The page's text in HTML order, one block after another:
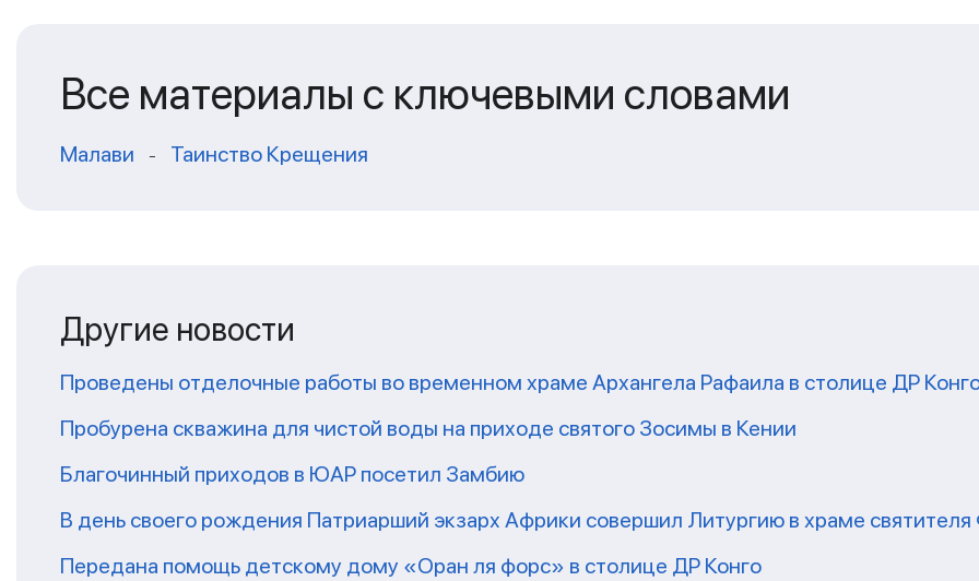
Все материалы с ключевыми словами
Малави - Таинство Крещения
Другие новости
Проведены отделочные работы во временном храме Архангела Рафаила в столице ДР
Пробурена скважина для чистой воды на приходе святого Зосимы в Кении
Благочинный приходов в ЮАР посетил Замбию
В день своего рождения Патриарший экзарх Африки совершил Литургию в храме
Передана помощь детскому дому «Оран ля форс» в столице ДР Конго